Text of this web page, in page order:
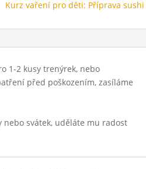
Kurz vaření pro děti: Příprava sushi
1-2 kusy trenýrek, nebo
před poškozením, zasíláme
svátek, uděláte mu radost